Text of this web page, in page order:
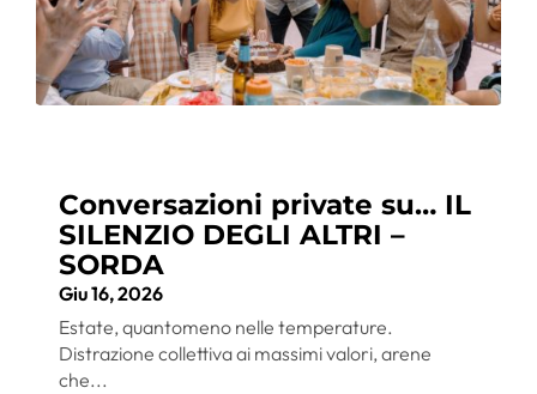
Conversazioni private su… IL
SILENZIO DEGLI ALTRI –
SORDA
Giu 16, 2026
Estate, quantomeno nelle temperature.
Distrazione collettiva ai massimi valori, arene
che...